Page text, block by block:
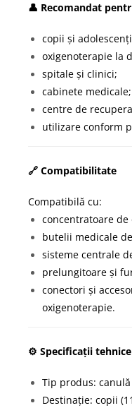
👤 Recomandat
copii și
oxigenoterapie la
spitale și clinici;
cabinete medicale;
centre de
utilizare conform
🔗 Compatibilitate
Compatibilă cu:
concentratoare de
butelii medicale
sisteme centrale
prelungitoare și
conectori și
oxigenoterapie.
⚙️ Specificații tehnice
Tip produs:
Destinație: copii